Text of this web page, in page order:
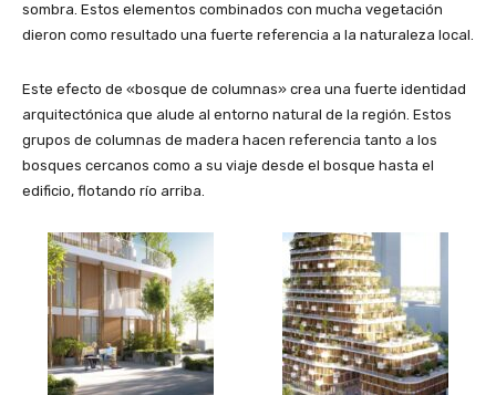
sombra. Estos elementos combinados con mucha vegetación
dieron como resultado una fuerte referencia a la naturaleza local.
Este efecto de «bosque de columnas» crea una fuerte identidad
arquitectónica que alude al entorno natural de la región. Estos
grupos de columnas de madera hacen referencia tanto a los
bosques cercanos como a su viaje desde el bosque hasta el
edificio, flotando río arriba.